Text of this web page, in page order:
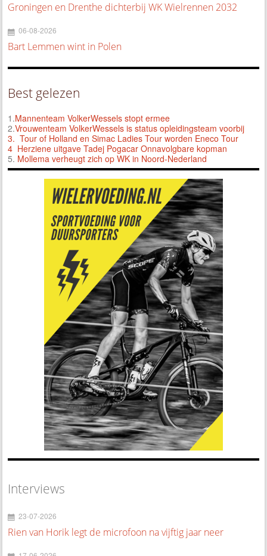
Groningen en Drenthe dichterbij WK Wielrennen 2032
06-08-2026
Bart Lemmen wint in Polen
Best gelezen
1.Mannenteam VolkerWessels stopt ermee
2.Vrouwenteam VolkerWessels is status opleidingsteam voorbij
3. Tour of Holland en Simac Ladies Tour worden Eneco Tour
4 Herziene uitgave Tadej Pogacar Onnavolgbare kopman
5. Mollema verheugt zich op WK in Noord-Nederland
Interviews
23-07-2026
Rien van Horik legt de microfoon na vijftig jaar neer